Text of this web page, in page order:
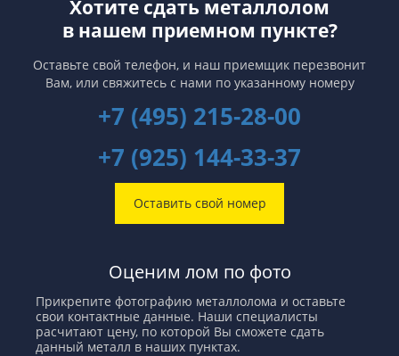
Хотите сдать металлолом
в нашем приемном пункте?
Оставьте свой телефон, и наш приемщик перезвонит
Вам, или свяжитесь с нами по указанному номеру
+7 (495) 215-28-00
+7 (925) 144-33-37
Оставить свой номер
Оценим лом по фото
Прикрепите фотографию металлолома и оставьте
свои контактные данные. Наши специалисты
расчитают цену, по которой Вы сможете сдать
данный металл в наших пунктах.